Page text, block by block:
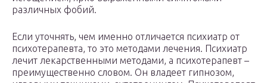
различных фобий.
Если уточнять, чем именно отличается психиатр от
психотерапевта, то это методами лечения. Психиатр
лечит лекарственными методами, а психотерапевт –
преимущественно словом. Он владеет гипнозом,